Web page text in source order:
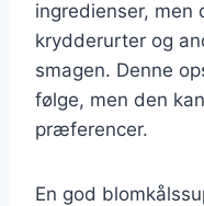
ingredienser, men
krydderurter og
smagen. Denne
følge, men den
præferencer.
En god